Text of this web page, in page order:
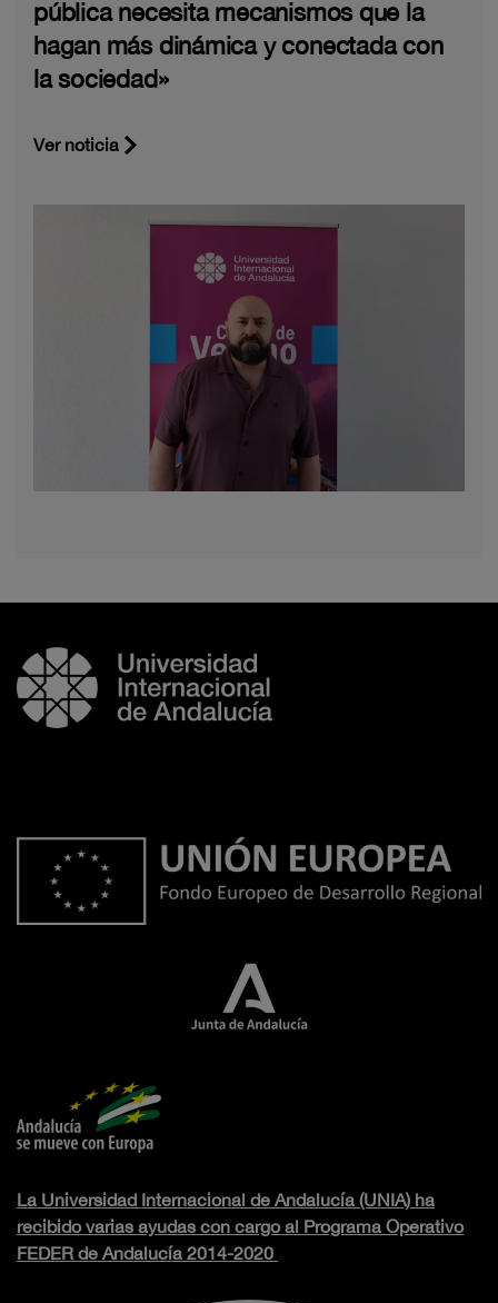
pública necesita mecanismos que la
hagan más dinámica y conectada con
la sociedad»
Ver noticia
La Universidad Internacional de Andalucía (UNIA) ha
recibido varias ayudas con cargo al Programa Operativo
FEDER de Andalucía 2014-2020